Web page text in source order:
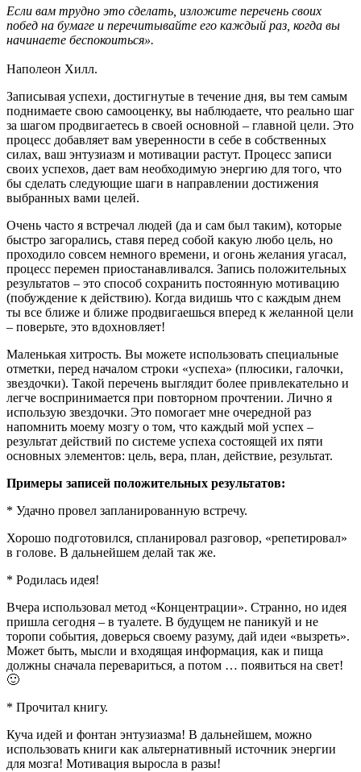
Если вам трудно это сделать, изложите перечень своих
побед на бумаге и перечитывайте его каждый раз, когда вы
начинаете беспокоиться».
Наполеон Хилл.
Записывая успехи, достигнутые в течение дня, вы тем самым
поднимаете свою самооценку, вы наблюдаете, что реально шаг
за шагом продвигаетесь в своей основной – главной цели. Это
процесс добавляет вам уверенности в себе в собственных
силах, ваш энтузиазм и мотивации растут. Процесс записи
своих успехов, дает вам необходимую энергию для того, что
бы сделать следующие шаги в направлении достижения
выбранных вами целей.
Очень часто я встречал людей (да и сам был таким), которые
быстро загорались, ставя перед собой какую любо цель, но
проходило совсем немного времени, и огонь желания угасал,
процесс перемен приостанавливался. Запись положительных
результатов – это способ сохранить постоянную мотивацию
(побуждение к действию). Когда видишь что с каждым днем
ты все ближе и ближе продвигаешься вперед к желанной цели
– поверьте, это вдохновляет!
Маленькая хитрость. Вы можете использовать специальные
отметки, перед началом строки «успеха» (плюсики, галочки,
звездочки). Такой перечень выглядит более привлекательно и
легче воспринимается при повторном прочтении. Лично я
использую звездочки. Это помогает мне очередной раз
напомнить моему мозгу о том, что каждый мой успех –
результат действий по системе успеха состоящей их пяти
основных элементов: цель, вера, план, действие, результат.
Примеры записей положительных результатов:
* Удачно провел запланированную встречу.
Хорошо подготовился, спланировал разговор, «репетировал»
в голове. В дальнейшем делай так же.
* Родилась идея!
Вчера использовал метод «Концентрации». Странно, но идея
пришла сегодня – в туалете. В будущем не паникуй и не
торопи события, доверься своему разуму, дай идеи «вызреть».
Может быть, мысли и входящая информация, как и пища
должны сначала перевариться, а потом … появиться на свет!
🙂
* Прочитал книгу.
Куча идей и фонтан энтузиазма! В дальнейшем, можно
использовать книги как альтернативный источник энергии
для мозга! Мотивация выросла в разы!